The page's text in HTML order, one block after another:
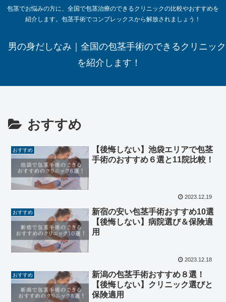
包茎でお悩みの方に、全国で包茎治療のできるクリニックの比較やおすすめを
紹介します。包茎手術でコンプレックスから解放されましょう！
男の身だしなみ｜全国の包茎手術のできるクリニック
を紹介します！
おすすめ
おすすめ
【後悔しない】池袋エリアで包茎
手術のおすすめ６選と11院比較！
2023.12.19
おすすめ
新宿の安い包茎手術おすすめ10選
【後悔しない】病院選び＆保険適
用
2023.12.18
おすすめ
新潟の包茎手術おすすめ８選！
【後悔しない】クリニック選びと
保険適用